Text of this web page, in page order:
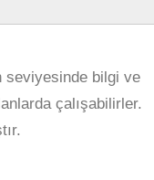
seviyesinde bilgi ve
çalışabilirler.